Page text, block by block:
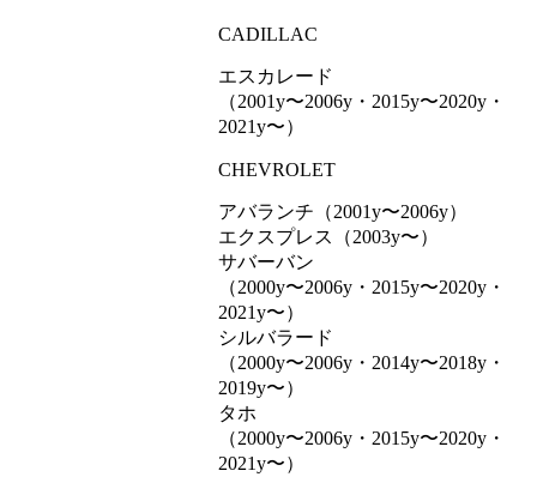
CADILLAC
エスカレード
（2001y〜2006y・2015y〜2020y・
2021y〜）
CHEVROLET
アバランチ（2001y〜2006y）
エクスプレス（2003y〜）
サバーバン
（2000y〜2006y・2015y〜2020y・
2021y〜）
シルバラード
（2000y〜2006y・2014y〜2018y・
2019y〜）
タホ
（2000y〜2006y・2015y〜2020y・
2021y〜）